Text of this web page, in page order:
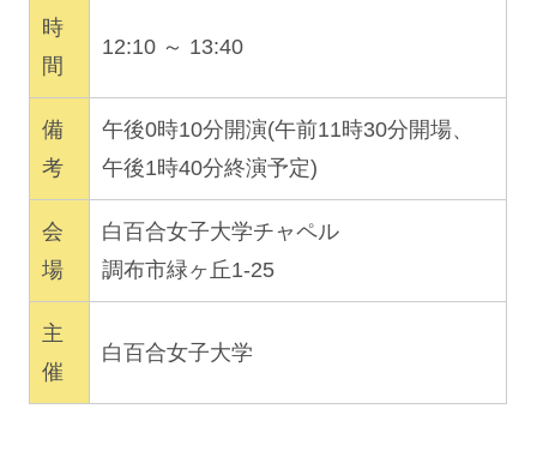
時
間
12:10 ～ 13:40
備
考
午後0時10分開演(午前11時30分開場、
午後1時40分終演予定)
会
場
白百合女子大学チャペル
調布市緑ヶ丘1-25
主
催
白百合女子大学